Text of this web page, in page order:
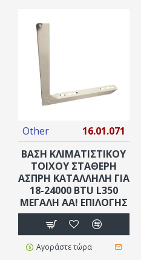
Other
16.01.071
ΒΑΣΗ ΚΛΙΜΑΤΙΣΤΙΚΟΥ
ΤΟΙΧΟΥ ΣΤΑΘΕΡΗ
ΑΣΠΡΗ ΚΑΤΑΛΛΗΛΗ ΓΙΑ
18-24000 BTU L350
ΜΕΓΑΛΗ AA! ΕΠΙΛΟΓΗΣ
Αγοράστε τώρα